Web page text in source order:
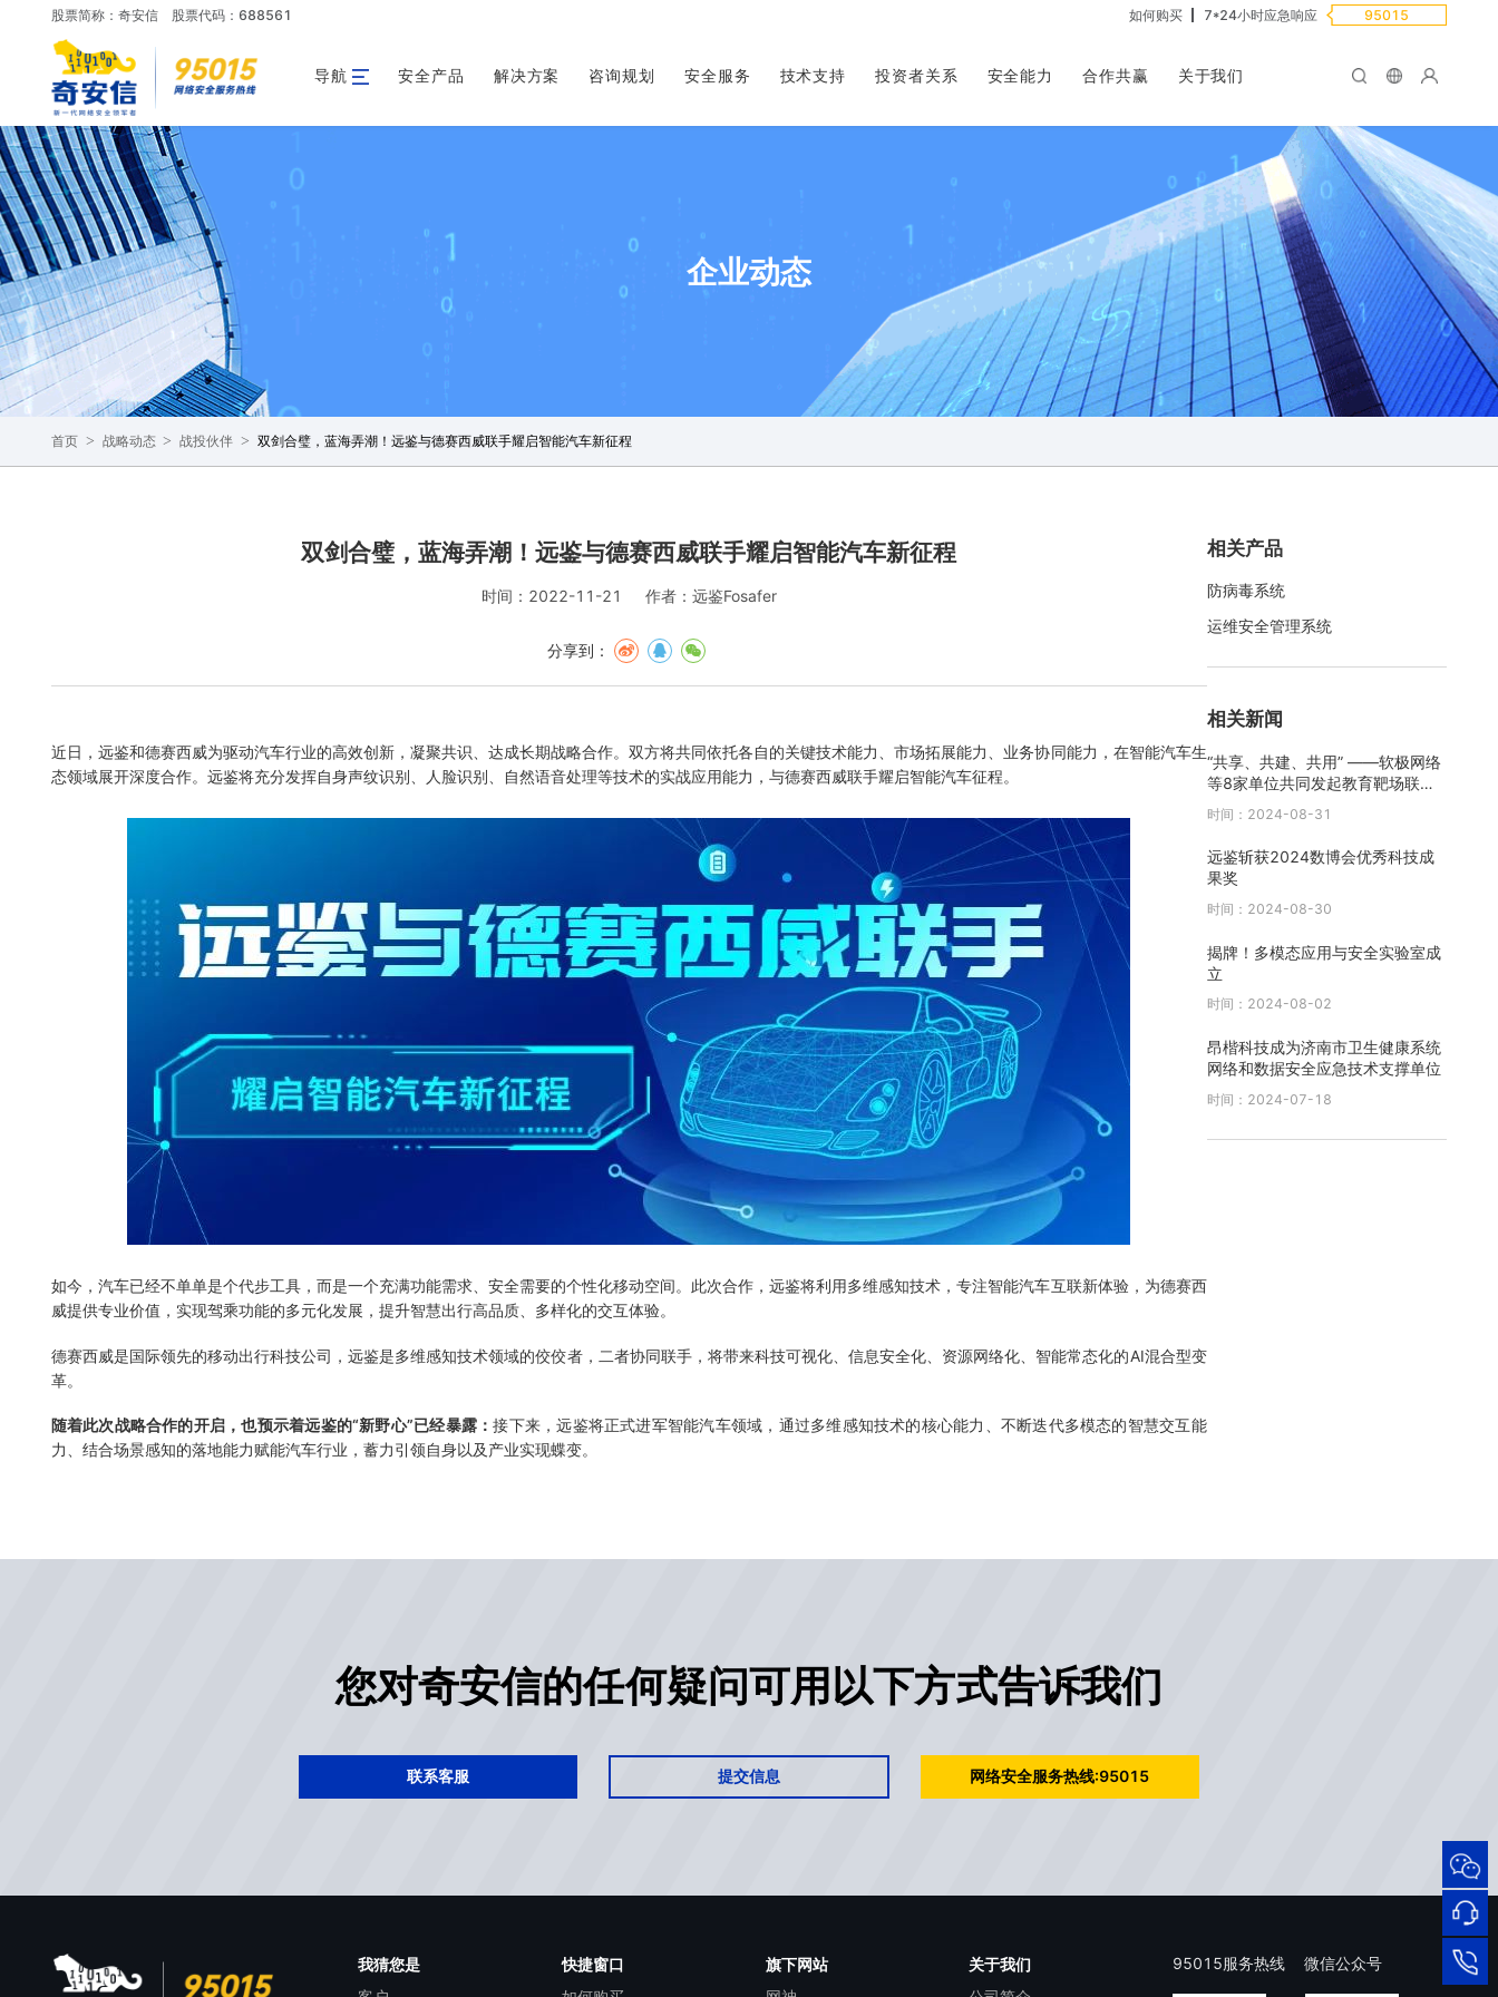
股票简称：奇安信 股票代码：688561 如何购买 7*24小时应急响应 95015
导航 安全产品 解决方案 咨询规划 安全服务 技术支持 投资者关系 安全能力 合作共赢 关于我们
企业动态
首页 > 战略动态 > 战投伙伴 > 双剑合璧，蓝海弄潮！远鉴与德赛西威联手耀启智能汽车新征程
双剑合璧，蓝海弄潮！远鉴与德赛西威联手耀启智能汽车新征程
时间：2022-11-21 作者：远鉴Fosafer
分享到：
近日，远鉴和德赛西威为驱动汽车行业的高效创新，凝聚共识、达成长期战略合作。双方将共同依托各自的关键技术能力、市场拓展能力、业务协同能力，在智能汽车生
态领域展开深度合作。远鉴将充分发挥自身声纹识别、人脸识别、自然语音处理等技术的实战应用能力，与德赛西威联手耀启智能汽车征程。
如今，汽车已经不单单是个代步工具，而是一个充满功能需求、安全需要的个性化移动空间。此次合作，远鉴将利用多维感知技术，专注智能汽车互联新体验，为德赛西
威提供专业价值，实现驾乘功能的多元化发展，提升智慧出行高品质、多样化的交互体验。
德赛西威是国际领先的移动出行科技公司，远鉴是多维感知技术领域的佼佼者，二者协同联手，将带来科技可视化、信息安全化、资源网络化、智能常态化的AI混合型变
革。
随着此次战略合作的开启，也预示着远鉴的“新野心”已经暴露：接下来，远鉴将正式进军智能汽车领域，通过多维感知技术的核心能力、不断迭代多模态的智慧交互能
力、结合场景感知的落地能力赋能汽车行业，蓄力引领自身以及产业实现蝶变。
相关产品
防病毒系统
运维安全管理系统
相关新闻
“共享、共建、共用” ——软极网络
等8家单位共同发起教育靶场联邦
互联共享行动倡议
时间：2024-08-31
远鉴斩获2024数博会优秀科技成
果奖
时间：2024-08-30
揭牌！多模态应用与安全实验室成
立
时间：2024-08-02
昂楷科技成为济南市卫生健康系统
网络和数据安全应急技术支撑单位
时间：2024-07-18
95015
网络
安全
服务
热线
在线
您对奇安信的任何疑问可用以下方式告诉我们
联系客服 提交信息 网络安全服务热线:95015
我猜您是
快捷窗口
旗下网站
关于我们
95015服务热线 微信公众号